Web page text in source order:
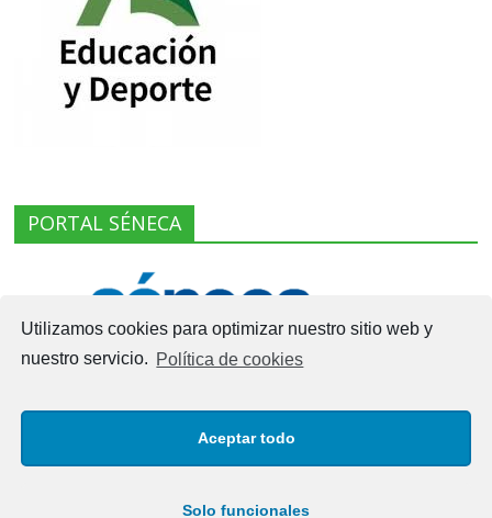
Utilizamos cookies para optimizar nuestro sitio web y
nuestro servicio. Política de cookies
Aceptar todo
Solo funcionales
PORTAL SÉNECA